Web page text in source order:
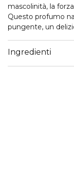
mascolinità, la
Questo profumo
pungente, un
qualsiasi momento
Ingredienti